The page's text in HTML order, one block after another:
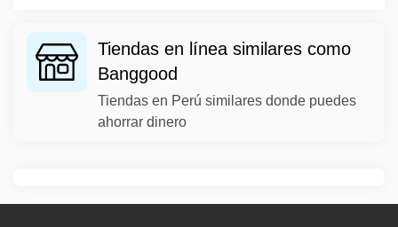
Tiendas en línea similares como
Banggood
Tiendas en Perú similares donde puedes
ahorrar dinero